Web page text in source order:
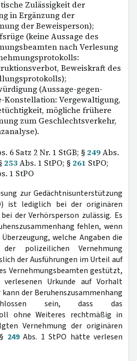
Zulässigkeit der
in Ergänzung der
der Beweisperson);
(keine Aussage des
nach Verlesung
Beweiskraft des
(Aussage-gegen-
Konstellation: Vergewaltigung,
mögliche frühere
zum Geschlechtsverkehr,
6 Satz 2 Nr. 1 StGB; § 249Abs.
253Abs. 1 StPO; § 261 StPO;
1 StPO
zur Gedächtnisunterstützung
ist lediglich bei der originären
der Verhörsperson zulässig. Es
fehlen, wenn
welche Angaben die
polizeilichen Vernehmung
der Ausführungen im Urteil auf
Vernehmungsbeamten gestützt,
Urkunde auf Vorhalt
der Beruhenszusammenhang
sein, dass das
ohne Weiteres rechtmäßig in
Vernehmung der originären
249Abs. 1 StPO hätte verlesen